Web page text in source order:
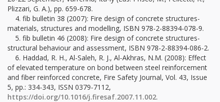
Plizzari, G. A.), pp. 659-678.
4. fib bulletin 38 (2007): Fire design of concrete structures-
materials, structures and modelling, ISBN 978-2-88394-078-9.
5. fib bulletin 46 (2008): Fire design of concrete structures-
structural behaviour and assessment, ISBN 978-2-88394-086-2.
6. Haddad, R. H., Al-Saleh, R. J., Al-Akhras, N.M. (2008): Effect
of elevated temperature on bond between steel reinforcement
and fiber reinforced concrete, Fire Safety Journal, Vol. 43, Issue
5, pp.: 334-343, ISSN 0379-7112,
https://doi.org/10.1016/j.firesaf.2007.11.002.